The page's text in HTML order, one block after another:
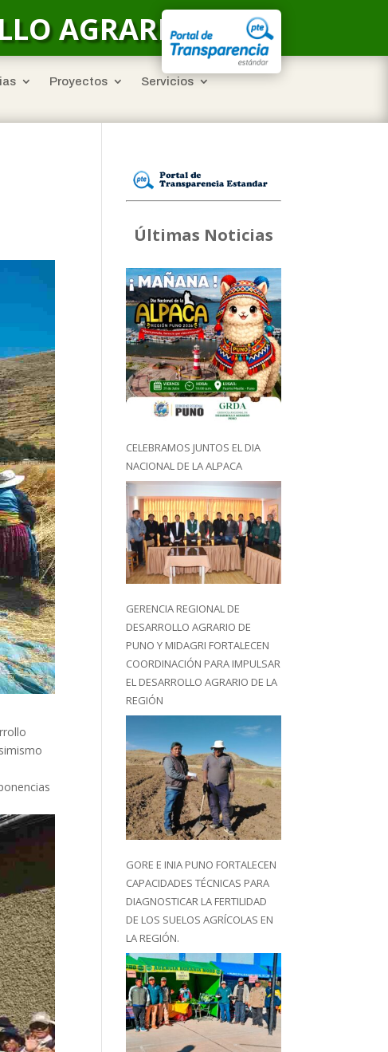
AGRARIO
Proyectos Servicios
Últimas Noticias
CELEBRAMOS JUNTOS EL DIA
NACIONAL DE LA ALPACA
GERENCIA REGIONAL DE
DESARROLLO AGRARIO DE
PUNO Y MIDAGRI FORTALECEN
COORDINACIÓN PARA IMPULSAR
EL DESARROLLO AGRARIO DE LA
REGIÓN
GORE E INIA PUNO FORTALECEN
CAPACIDADES TÉCNICAS PARA
DIAGNOSTICAR LA FERTILIDAD
DE LOS SUELOS AGRÍCOLAS EN
LA REGIÓN.